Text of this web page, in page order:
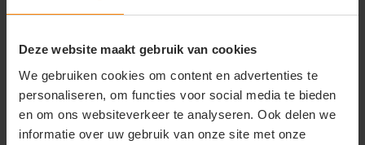
Deze website maakt gebruik van cookies
We gebruiken cookies om content en advertenties te
personaliseren, om functies voor social media te bieden
en om ons websiteverkeer te analyseren. Ook delen we
informatie over uw gebruik van onze site met onze
92,07 Excl. btw
Bekijken
51,13 Excl. btw
Bekijken